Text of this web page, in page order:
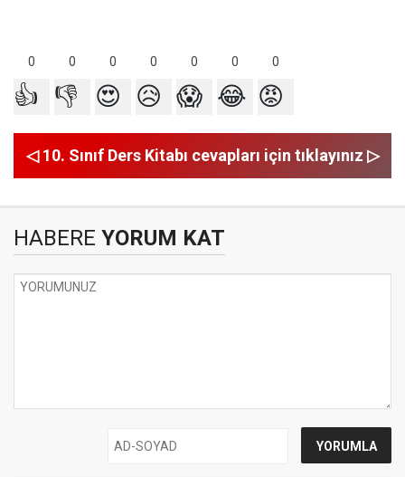
0 0 0 0 0 0 0
👍 👎 😍 😥 😱 😂 😡
◁ 10. Sınıf Ders Kitabı cevapları için tıklayınız ▷
HABERE YORUM KAT